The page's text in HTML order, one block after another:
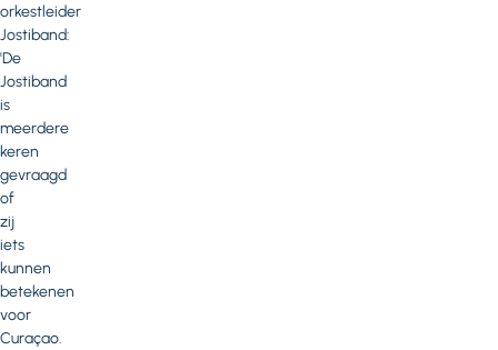
orkestleider
Jostiband:
'De
Jostiband
is
meerdere
keren
gevraagd
of
zij
iets
kunnen
betekenen
voor
Curaçao.